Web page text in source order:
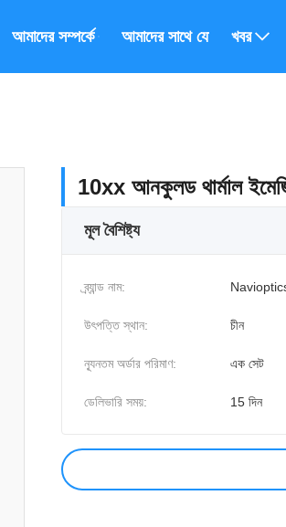
আমাদের সম্পর্কে আমাদের সাথে যোগাযোগ করুন
খবর
10xx আনকুলড থার্মাল
মূল বৈশিষ্ট্য
ব্র্যান্ড নাম:
উৎপত্তি স্থান: চীন
ন্যূনতম অর্ডার পরিমাণ: এক সেট
ডেলিভারি সময়: 15 দিন